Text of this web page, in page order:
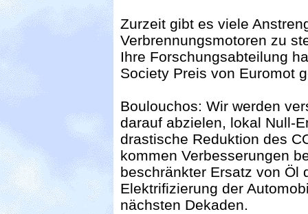
Zurzeit gibt es viele
Verbrennungsmotoren zu
Ihre Forschungsabteilung
Society Preis von Euromot
Boulouchos: Wir werden
darauf abzielen, lokal Null-
drastische Reduktion des
kommen Verbesserungen
beschränkter Ersatz von Öl
Elektrifizierung der
nächsten Dekaden.